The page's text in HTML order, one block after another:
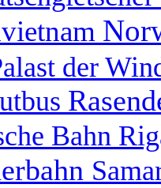
der
Bahn